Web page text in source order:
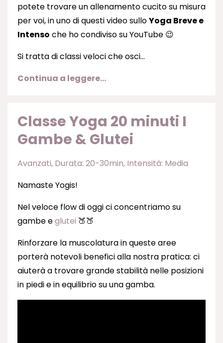
potete trovare un allenamento cucito su misura
per voi, in uno di questi video sulloYoga Breve e
Intenso che ho condiviso su YouTube 😉
Si tratta di classi veloci che osci...
Continua a leggere...
Classe Yoga 20 minuti I
Gambe & Glutei
Avanzati Durata: 20-30min Intensità: Media
Namaste Yogis!
Nel veloce flow di oggi ci concentriamo su
gambe eglutei 🍑🍑
Rinforzare la muscolatura in queste aree
porterà notevoli benefici alla nostra pratica: ci
aiuterà a trovare grande stabilità nelle posizioni
in piedi e in equilibrio su una gamba.